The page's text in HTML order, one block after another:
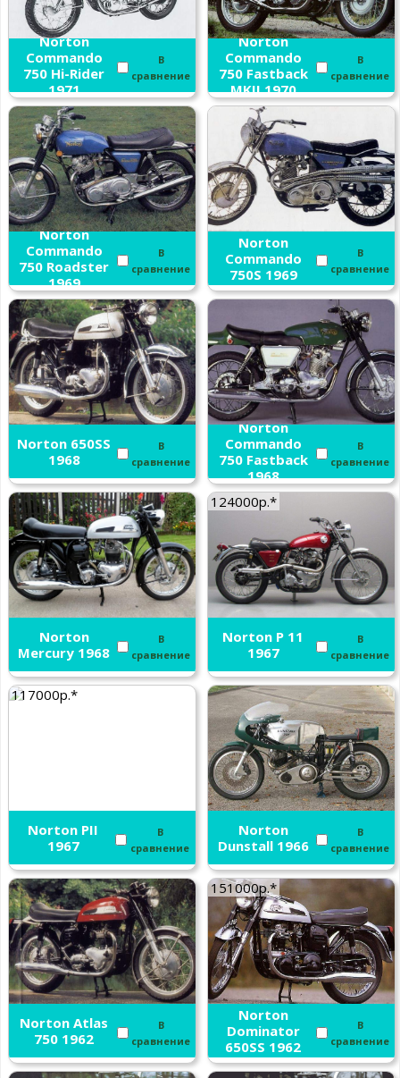
Norton
Commando
750 Hi-Rider
1971
В
сравнение
Norton
Commando
750 Fastback
MKII 1970
В
сравнение
Norton
Commando
750 Roadster
1969
В
сравнение
Norton
Commando
750S 1969
В
сравнение
Norton 650SS
1968
В
сравнение
Norton
Commando
750 Fastback
1968
В
сравнение
Norton
Mercury 1968
В
сравнение
124000р.*
Norton P 11
1967
В
сравнение
117000р.*
Norton PII
1967
В
сравнение
Norton
Dunstall 1966
В
сравнение
Norton Atlas
750 1962
В
сравнение
151000р.*
Norton
Dominator
650SS 1962
В
сравнение